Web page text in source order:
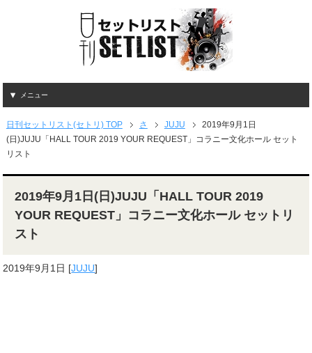
メニュー
日刊セットリスト(セトリ) TOP さ JUJU
2019年9月1日
(日)JUJU「HALL TOUR 2019 YOUR REQUEST」コラニー文化ホール セット
リスト
2019年9月1日(日)JUJU「HALL TOUR 2019
YOUR REQUEST」コラニー文化ホール セットリ
スト
2019年9月1日 [JUJU]